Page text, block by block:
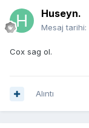
Huseyn.
Mesaj tarihi:
Cox sag ol.
Alıntı